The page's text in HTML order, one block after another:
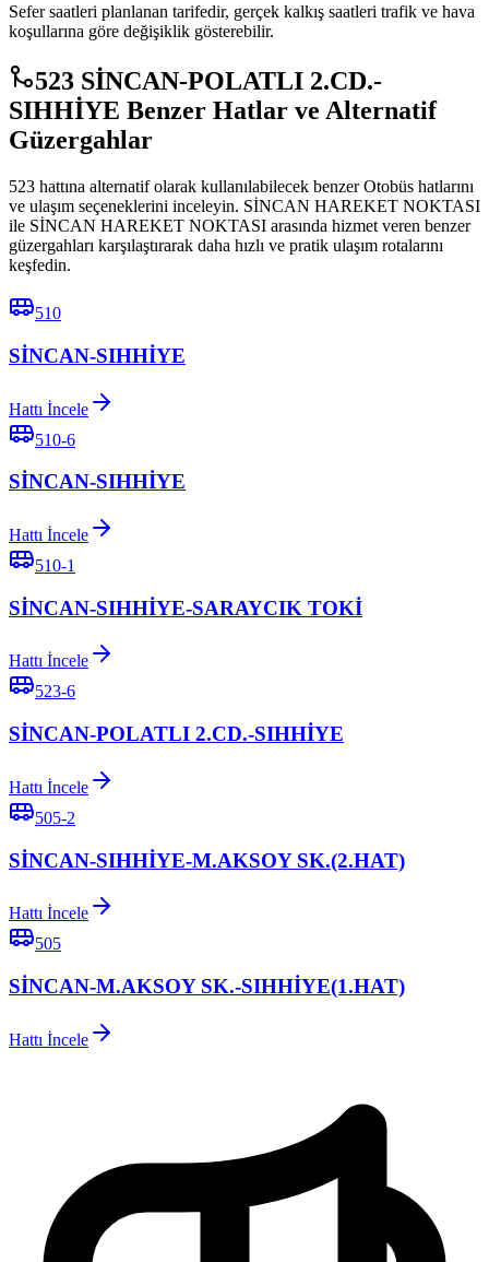
Sefer saatleri planlanan tarifedir, gerçek kalkış saatleri trafik ve hava
koşullarına göre değişiklik gösterebilir.
523 SİNCAN-POLATLI 2.CD.-
SIHHİYE Benzer Hatlar ve Alternatif
Güzergahlar
523 hattına alternatif olarak kullanılabilecek benzer Otobüs hatlarını
ve ulaşım seçeneklerini inceleyin. SİNCAN HAREKET NOKTASI
ile SİNCAN HAREKET NOKTASI arasında hizmet veren benzer
güzergahları karşılaştırarak daha hızlı ve pratik ulaşım rotalarını
keşfedin.
510
SİNCAN-SIHHİYE
Hattı İncele
510-6
SİNCAN-SIHHİYE
Hattı İncele
510-1
SİNCAN-SIHHİYE-SARAYCIK TOKİ
Hattı İncele
523-6
SİNCAN-POLATLI 2.CD.-SIHHİYE
Hattı İncele
505-2
SİNCAN-SIHHİYE-M.AKSOY SK.(2.HAT)
Hattı İncele
505
SİNCAN-M.AKSOY SK.-SIHHİYE(1.HAT)
Hattı İncele